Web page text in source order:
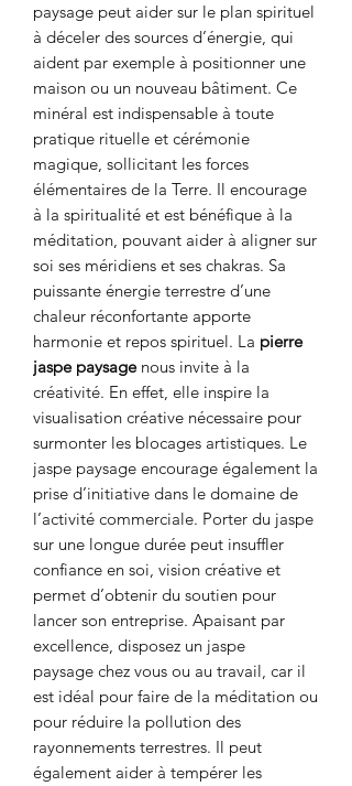
paysage peut aider sur le plan spirituel
à déceler des sources d’énergie, qui
aident par exemple à positionner une
maison ou un nouveau bâtiment. Ce
minéral est indispensable à toute
pratique rituelle et cérémonie
magique, sollicitant les forces
élémentaires de la Terre. Il encourage
à la spiritualité et est bénéfique à la
méditation, pouvant aider à aligner sur
soi ses méridiens et ses chakras. Sa
puissante énergie terrestre d’une
chaleur réconfortante apporte
harmonie et repos spirituel. La pierre
jaspe paysagenous invite à la
créativité. En effet, elle inspire la
visualisation créative nécessaire pour
surmonter les blocages artistiques. Le
jaspe paysage encourage également la
prise d’initiative dans le domaine de
l’activité commerciale. Porter du jaspe
sur une longue durée peut insuffler
confiance en soi, vision créative et
permet d’obtenir du soutien pour
lancer son entreprise. Apaisant par
excellence, disposez un jaspe
paysage chez vous ou au travail, car il
est idéal pour faire de la méditation ou
pour réduire la pollution des
rayonnements terrestres. Il peut
également aider à tempérer les